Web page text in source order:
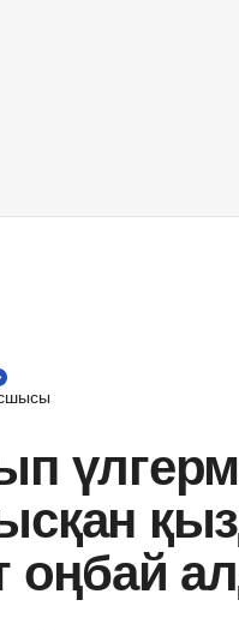
оңбай